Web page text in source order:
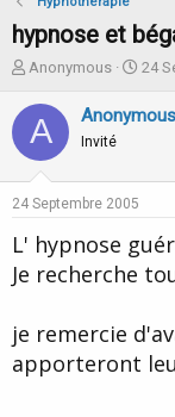
hypnose et
I
i
d
a
d
Anonymous
D
t
b
24
A Anonymous
Invité
24 Septembre 2005
L' hypnose
Je recherche
je remercie
apporteront